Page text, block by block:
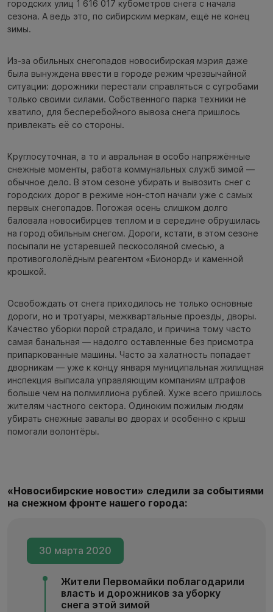
городских улиц 1 616 017 кубометров снега с начала
сезона. А ведь это, по сибирским меркам, ещё не конец
зимы.
Из-за обильных снегопадов новосибирская мэрия даже
была вынуждена ввести в городе режим чрезвычайной
ситуации: дорожники перестали справляться с сугробами
только своими силами. Собственного парка техники не
хватило, для бесперебойного вывоза снега пришлось
привлекать её со стороны.
Круглосуточная, а то и авральная в особо напряжённые
снежные моменты, работа коммунальных служб зимой —
обычное дело. В этом сезоне убирать и вывозить снег с
городских дорог в режиме нон-стоп начали уже с самых
первых снегопадов. Погожая осень слишком долго
баловала новосибирцев теплом и в середине обрушилась
на город обильным снегом. Дороги, кстати, в этом сезоне
посыпали не устаревшей пескосоляной смесью, а
противогололёдным реагентом «Бионорд» и каменной
крошкой.
Освобождать от снега приходилось не только основные
дороги, но и тротуары, межквартальные проезды, дворы.
Качество уборки порой страдало, и причина тому часто
самая банальная — надолго оставленные без присмотра
припаркованные машины. Часто за халатность попадает
дворникам — уже к концу января муниципальная жилищная
инспекция выписала управляющим компаниям штрафов
больше чем на полмиллиона рублей. Хуже всего пришлось
жителям частного сектора. Одиноким пожилым людям
убирать снежные завалы во дворах и особенно с крыш
помогали волонтёры.
«Новосибирские новости» следили за событиями
на снежном фронте нашего города:
30 марта 2020
Жители Первомайки поблагодарили
власть и дорожников за уборку
снега этой зимой